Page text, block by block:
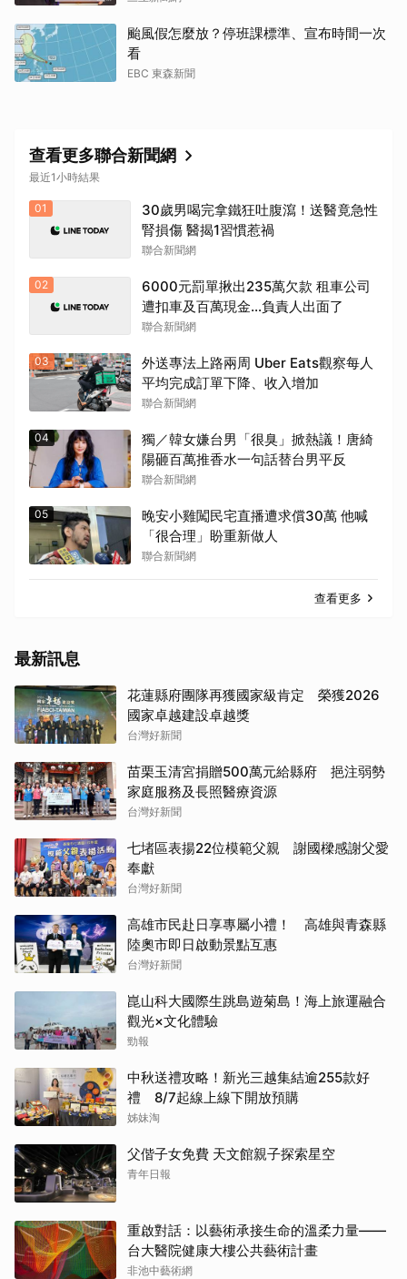
颱風假怎麼放？停班課標準、宣布時間一次
看
EBC 東森新聞
查看更多聯合新聞網
最近1小時結果
01
30歲男喝完拿鐵狂吐腹瀉！送醫竟急性
腎損傷 醫揭1習慣惹禍
聯合新聞網
02
6000元罰單揪出235萬欠款 租車公司
遭扣車及百萬現金…負責人出面了
聯合新聞網
03
外送專法上路兩周 Uber Eats觀察每人
平均完成訂單下降、收入增加
聯合新聞網
04
獨／韓女嫌台男「很臭」掀熱議！唐綺
陽砸百萬推香水一句話替台男平反
聯合新聞網
05
晚安小雞闖民宅直播遭求償30萬 他喊
「很合理」盼重新做人
聯合新聞網
查看更多
最新訊息
花蓮縣府團隊再獲國家級肯定 榮獲2026
國家卓越建設卓越獎
台灣好新聞
苗栗玉清宮捐贈500萬元給縣府 挹注弱勢
家庭服務及長照醫療資源
台灣好新聞
七堵區表揚22位模範父親 謝國樑感謝父愛
奉獻
台灣好新聞
高雄市民赴日享專屬小禮！ 高雄與青森縣
陸奧市即日啟動景點互惠
台灣好新聞
崑山科大國際生跳島遊菊島！海上旅運融合
觀光×文化體驗
勁報
中秋送禮攻略！新光三越集結逾255款好
禮 8/7起線上線下開放預購
姊妹淘
父偕子女免費 天文館親子探索星空
青年日報
重啟對話：以藝術承接生命的溫柔力量——
台大醫院健康大樓公共藝術計畫
非池中藝術網